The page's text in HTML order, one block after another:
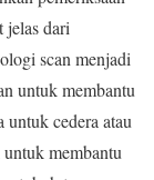
jelas dari
scan menjadi
untuk membantu
cedera atau
membantu